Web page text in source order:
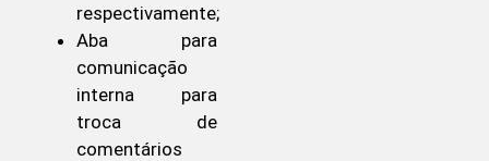
respectivamente;
Aba para
comunicação
interna para
troca de
comentários